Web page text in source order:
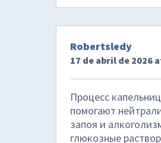
Robertsledy
17 de abril de 2026
Процесс
помогают
запоя и
глюкозные